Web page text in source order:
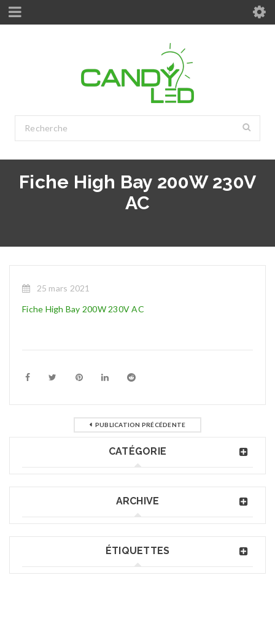
Fiche High Bay 200W 230V
AC
25 mars 2021
Fiche High Bay 200W 230V AC
PUBLICATION PRÉCÉDENTE
CATÉGORIE
ARCHIVE
ÉTIQUETTES